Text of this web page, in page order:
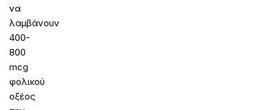
να
λαμβάνουν
400-
800
mcg
φολικού
οξέος